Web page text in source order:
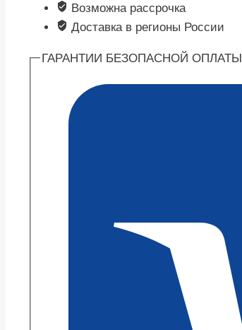
Возможна рассрочка
Доставка в регионы России
ГАРАНТИИ БЕЗОПАСНОЙ ОПЛАТЫ